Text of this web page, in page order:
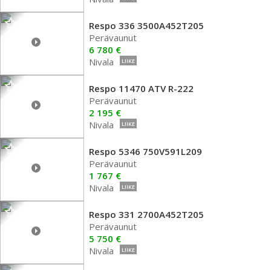
Respo 336 3500A452T205
Perävaunut
6 780 €
Nivala
LIIKE
Respo 11470 ATV R-222
Perävaunut
2 195 €
Nivala
LIIKE
Respo 5346 750V591L209
Perävaunut
1 767 €
Nivala
LIIKE
Respo 331 2700A452T205
Perävaunut
5 750 €
Nivala
LIIKE